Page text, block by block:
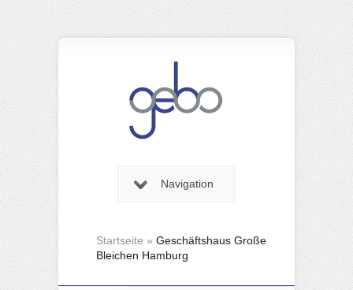
Navigation
Startseite » Geschäftshaus Große
Bleichen Hamburg